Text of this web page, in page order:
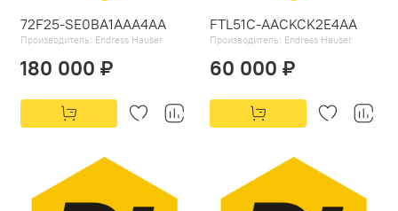
72F25-SE0BA1AAA4AA
Производитель: Endress Hauser
180 000 ₽
FTL51C-AACKCK2E4AA
Производитель: Endress Hauser
60 000 ₽